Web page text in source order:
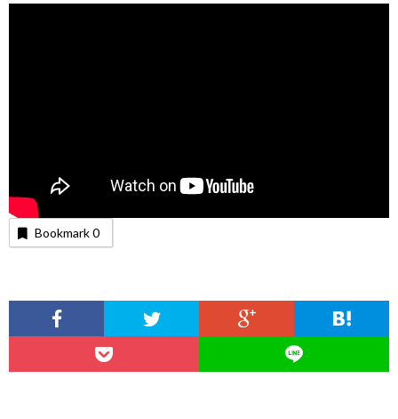
Bookmark0